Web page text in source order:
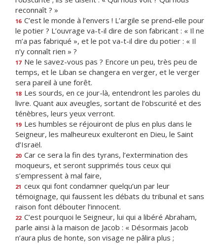
reconnaît ? »
16 C’est le monde à l’envers ! L’argile se prend-elle pour
le potier ? L’ouvrage va-t-il dire de son fabricant : « Il ne
m’a pas fabriqué », et le pot va-t-il dire du potier : « Il
n’y connaît rien » ?
17 Ne le savez-vous pas ? Encore un peu, très peu de
temps, et le Liban se changera en verger, et le verger
sera pareil à une forêt.
18 Les sourds, en ce jour-là, entendront les paroles du
livre. Quant aux aveugles, sortant de l’obscurité et des
ténèbres, leurs yeux verront.
19 Les humbles se réjouiront de plus en plus dans le
Seigneur, les malheureux exulteront en Dieu, le Saint
d’Israël.
20 Car ce sera la fin des tyrans, l’extermination des
moqueurs, et seront supprimés tous ceux qui
s’empressent à mal faire,
21 ceux qui font condamner quelqu’un par leur
témoignage, qui faussent les débats du tribunal et sans
raison font débouter l’innocent.
22 C’est pourquoi le Seigneur, lui qui a libéré Abraham,
parle ainsi à la maison de Jacob : « Désormais Jacob
n’aura plus de honte, son visage ne pâlira plus ;